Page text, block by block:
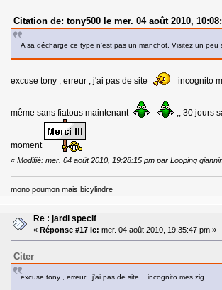
Citation de: tony500 le mer. 04 août 2010,
A sa décharge ce type n'est pas un manchot. Visitez un peu
excuse tony , erreur , j'ai pas de site incognito
même sans fiatous maintenant ,, 30 jours
moment
« Modifié: mer. 04 août 2010, 19:28:15 pm par Looping
mono poumon mais bicylindre
Re : jardi specif
« Réponse #17 le: mer. 04 août 2010, 19:35:47 pm »
Citer
excuse tony , erreur , j'ai pas de site incognito mes zig